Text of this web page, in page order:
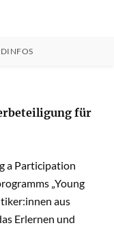
für
a Participation
„Young
aus
Erlernen und